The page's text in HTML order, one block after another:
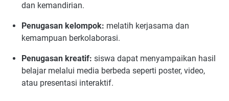
dan kemandirian.
Penugasan kelompok: melatih kerjasama dan
kemampuan berkolaborasi.
Penugasan kreatif: siswa dapat menyampaikan hasil
belajar melalui media berbeda seperti poster, video,
atau presentasi interaktif.